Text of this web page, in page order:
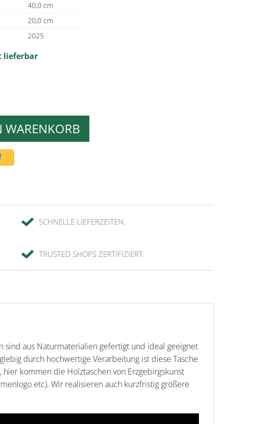
40,0 cm
20,0 cm
2025
lieferbar
WARENKORB
SCHNELLE LIEFERZEITEN.
TRUSTED SHOPS ZERTIFIZIERT.
sind aus Naturmaterialien gefertigt und ideal geeignet
durch hochwertige Verarbeitung ist diese Tasche
kommen die Holztaschen von Erzgebirgskunst
etc). Wir realisieren auch kurzfristig größere